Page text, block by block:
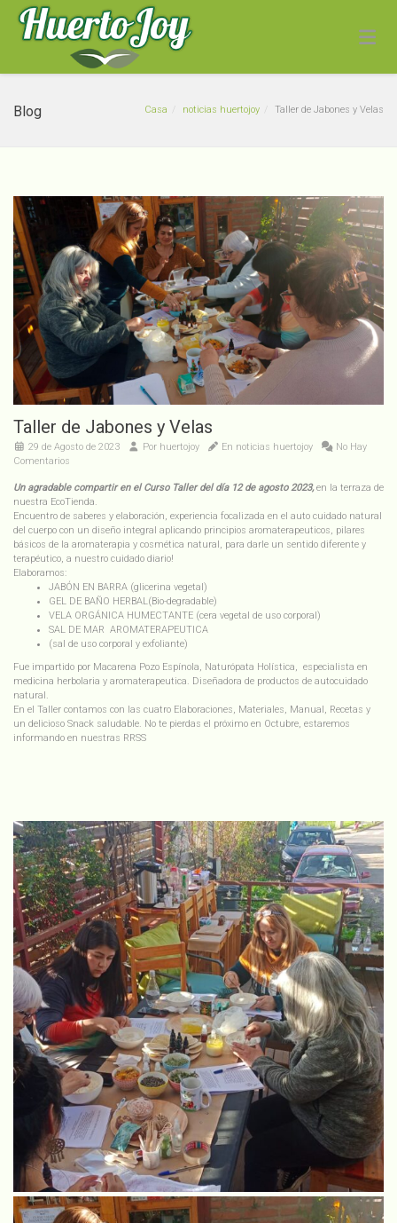
Blog Casa noticias huertojoy Taller de Jabones y Velas
Taller de Jabones y Velas
29 de Agosto de 2023 Por huertojoy En noticias huertojoy
No Hay
Comentarios
Un agradable compartir en el Curso Taller del día 12 de agosto 2023,en la terraza de
nuestra EcoTienda.
Encuentro de saberes y elaboración, experiencia focalizada en el auto cuidado natural
del cuerpo con un diseño integral aplicando principios aromaterapeuticos, pilares
básicos de la aromaterapia y cosmética natural, para darle un sentido diferente y
terapéutico, a nuestro cuidado diario!
Elaboramos:
JABÓN EN BARRA (glicerina vegetal)
GEL DE BAÑO HERBAL(Bio-degradable)
VELA ORGÁNICA HUMECTANTE (cera vegetal de uso corporal)
SAL DE MAR AROMATERAPEUTICA
(sal de uso corporal y exfoliante)
Fue impartido por Macarena Pozo Espínola, Naturópata Holística, especialista en
medicina herbolaria y aromaterapeutica. Diseñadora de productos de autocuidado
natural.
En el Taller contamos con las cuatro Elaboraciones, Materiales, Manual, Recetas y
un delicioso Snack saludable. No te pierdas el próximo en Octubre, estaremos
informando en nuestras RRSS
Pepinos Ensalada
Convencionales
$890
+ ADD